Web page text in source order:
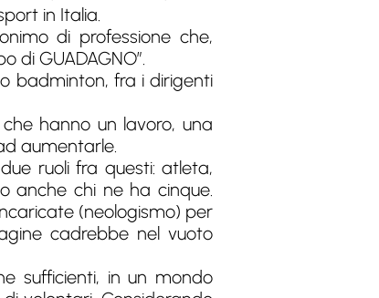
in Italia.
di professione che,
GUADAGNO”.
badminton, fra i dirigenti
hanno un lavoro, una
aumentarle.
ruoli fra questi: atleta,
anche chi ne ha cinque.
(neologismo) per
cadrebbe nel vuoto
sufficienti, in un mondo